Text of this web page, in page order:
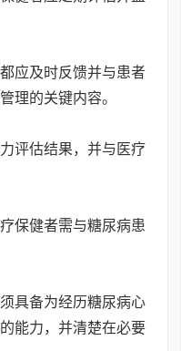
应及时反馈并与患者
理的关键内容。
评估结果，并与医疗
保健者需与糖尿病患
具备为经历糖尿病心
能力，并清楚在必要